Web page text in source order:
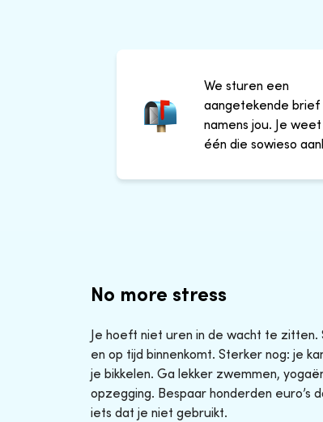
We sturen een
aangetekende brief
namens jou. Je
één die sowieso
No more stress
Je hoeft niet uren in de wacht te
en op tijd binnenkomt. Sterker nog: je
je bikkelen. Ga lekker zwemmen,
opzegging. Bespaar honderden
iets dat je niet gebruikt.